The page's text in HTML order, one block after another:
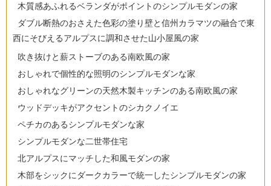
木質感あふれるベランダがポイントのシンプルモダンの家
ダブル断熱のおさえた色彩の塗り壁と信州カラマツの融合で東
西にそびえるアルプスに調和させた山小屋風の家
吹き抜けと薪ストーブのある南欧風の家
おしゃれで個性的な照明のシンプルモダンな家
おしゃれなグリーンの天然木製キッチンのある南欧風の家
ウッドデッキがアクセントのシカクノイエ
ペチカのあるシンプルモダンな家
シンプルモダンな二世帯住宅
北アルプスにマッチした和風モダンの家
木部をシックにダークカラーで統一したシンプルモダンの家